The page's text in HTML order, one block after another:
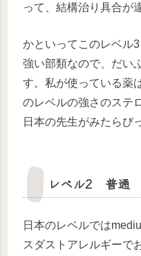
って、結構治り具合が
かといってこのレベル
強い部類なので、だい
す。私が使っている薬
のレベルの強さのステ
日本の先生がみたらび
レベル2 普通
日本のレベルでは
スダストアレルギーで